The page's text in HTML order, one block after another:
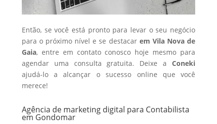
Então, se você está pronto para levar o seu negócio
para o próximo nível e se destacar em Vila Nova de
Gaia, entre em contato conosco hoje mesmo para
agendar uma consulta gratuita. Deixe aConeki
ajudá-lo a alcançar o sucesso online que você
merece!
Agência de marketing digital para Contabilista
em Gondomar